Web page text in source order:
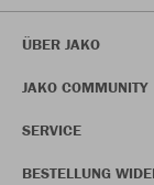
ÜBER JAKO
JAKO COMMUNITY
SERVICE
BESTELLUNG